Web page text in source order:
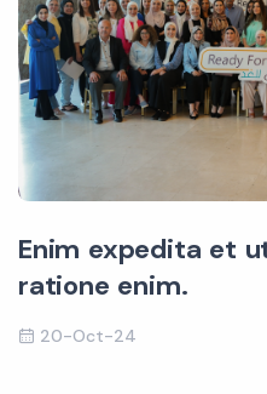
Enim expedita et
ratione enim.
20-Oct-24